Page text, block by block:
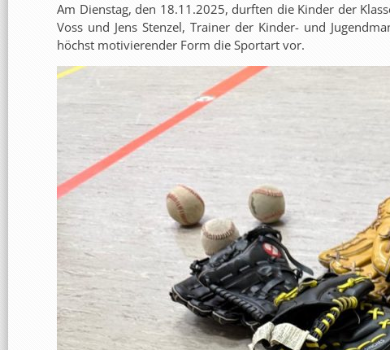
Am Dienstag, den 18.11.2025, durften die Kinder der
Voss und Jens Stenzel, Trainer der Kinder- und
höchst motivierender Form die Sportart vor.